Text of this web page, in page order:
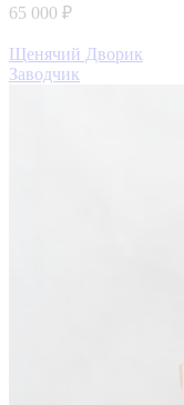
65 000 ₽
Щенячий Дворик
Заводчик